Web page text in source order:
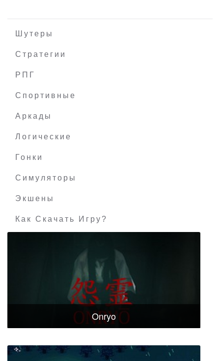
Шутеры
Стратегии
РПГ
Спортивные
Аркады
Логические
Гонки
Симуляторы
Экшены
Как Скачать Игру?
Onryo